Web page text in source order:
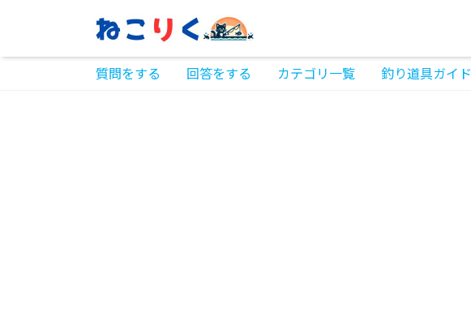
質問をする 回答をする カテゴリ一覧 釣り道具ガイド